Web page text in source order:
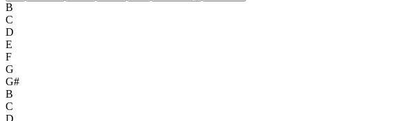
B
C
D
E
F
G
G#
B
C
D